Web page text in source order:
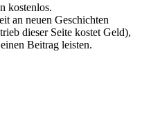
kostenlos.
an neuen Geschichten
dieser Seite kostet Geld),
Beitrag leisten.